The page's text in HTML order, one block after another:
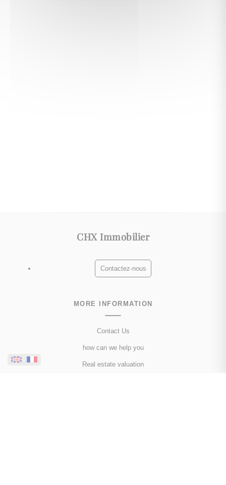
CHX Immobilier
Contactez-nous
MORE INFORMATION
Contact Us
how can we help you
Real estate valuation